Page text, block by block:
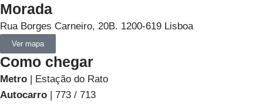
Morada
Rua Borges Carneiro, 20B. 1200-619 Lisboa
Ver mapa
Como chegar
Metro | Estação do Rato
Autocarro | 773 / 713